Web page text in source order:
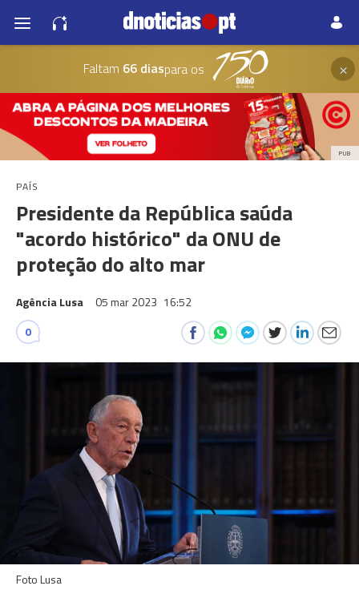
Faltam 66 diaspara os ×
PUB
PAÍS
Presidente da República saúda
"acordo histórico" da ONU de
proteção do alto mar
Agência Lusa 05 mar 2023 16:52
0
Foto Lusa